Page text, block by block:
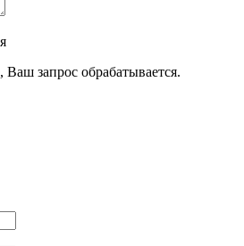
запрос обрабатывается.